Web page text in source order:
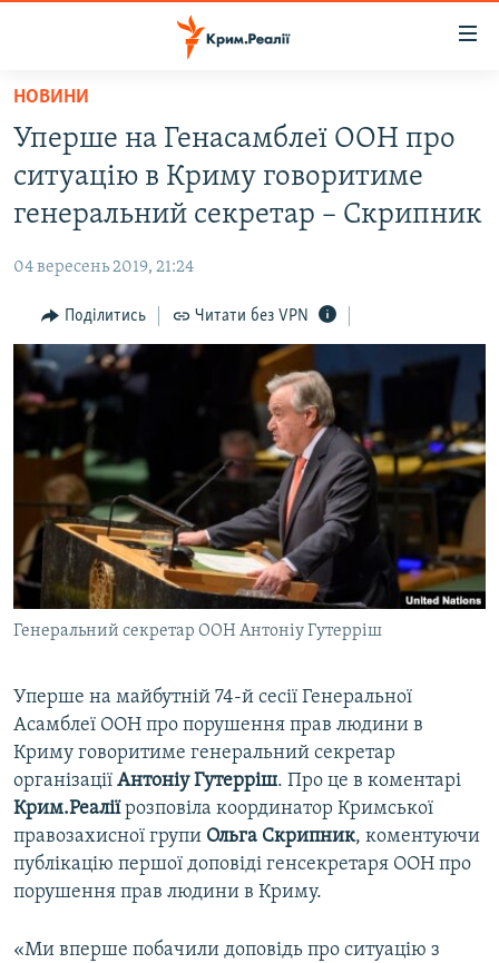
Перейти
основного
матеріалу
Перейти
до
основної
навігації
Перейти
до
пошуку
ВОДА.КРИМ
ВІДЕО ТА ФОТО
БЛОГИ
ПОГЛЯД
ІНТЕРВ'Ю
ВСЕ ЗА ДЕНЬ
СПЕЦПРОЕКТИ
ДЕПОРТАЦІЯ
ВІДЕОУРОКИ «ELIFBE»
СВІДЧЕННЯ ОКУПАЦІЇ
УКРАЇНСЬКА ПРОБЛЕМА КРИМУ
ІНФОГРАФІКА
ЯК ОБІЙТИ БЛОКУВАННЯ
Русский
Qırımtatar
ДОЛУЧАЙСЯ!
Усі сайти RFE/RL
НОВИНИ
Уперше на Генасамблеї ООН про
ситуацію в Криму говоритиме
генеральний секретар – Скрипник
04 вересень 2019, 21:24
Поділитись Читати без VPN
Генеральний секретар ООН Антоніу Гутерріш
Уперше на майбутній 74-й сесії Генеральної
Асамблеї ООН про порушення прав людини в
Криму говоритиме генеральний секретар
організації Антоніу Гутерріш. Про це в коментарі
Крим.Реаліїрозповіла координатор Кримської
правозахисної групи Ольга Скрипник, коментуючи
публікацію першої доповіді генсекретаря ООН про
порушення прав людини в Криму.
«Ми вперше побачили доповідь про ситуацію з